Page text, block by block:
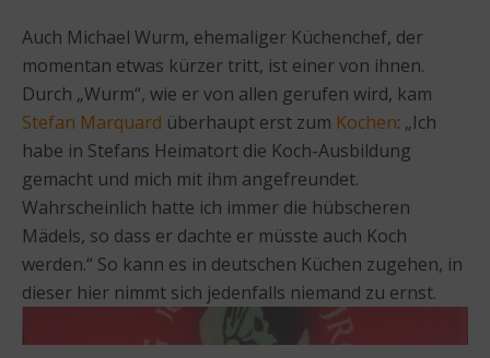
Auch Michael Wurm, ehemaliger Küchenchef, der
momentan etwas kürzer tritt, ist einer von ihnen.
Durch „Wurm“, wie er von allen gerufen wird, kam
Stefan Marquard überhaupt erst zum Kochen: „Ich
habe in Stefans Heimatort die Koch-Ausbildung
gemacht und mich mit ihm angefreundet.
Wahrscheinlich hatte ich immer die hübscheren
Mädels, so dass er dachte er müsste auch Koch
werden.“ So kann es in deutschen Küchen zugehen, in
dieser hier nimmt sich jedenfalls niemand zu ernst.